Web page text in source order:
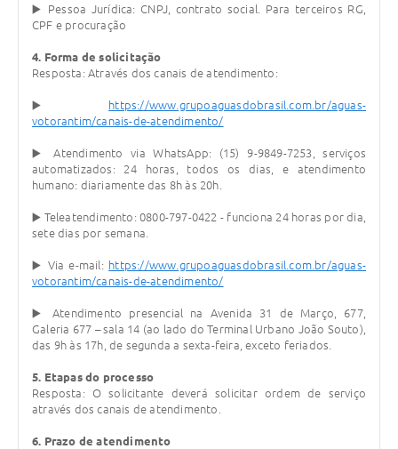
▶️ Pessoa Jurídica: CNPJ, contrato social. Para terceiros RG,
CPF e procuração
4. Forma de solicitação
Resposta: Através dos canais de atendimento:
▶️
https://www.grupoaguasdobrasil.com.br/aguas-
votorantim/canais-de-atendimento/
▶️ Atendimento via WhatsApp: (15) 9-9849-7253, serviços
automatizados: 24 horas, todos os dias, e atendimento
humano: diariamente das 8h às 20h.
▶️ Teleatendimento: 0800-797-0422 - funciona 24 horas por dia,
sete dias por semana.
▶️ Via e-mail: https://www.grupoaguasdobrasil.com.br/aguas-
votorantim/canais-de-atendimento/
▶️ Atendimento presencial na Avenida 31 de Março, 677,
Galeria 677 – sala 14 (ao lado do Terminal Urbano João Souto),
das 9h às 17h, de segunda a sexta-feira, exceto feriados.
5. Etapas do processo
Resposta: O solicitante deverá solicitar ordem de serviço
através dos canais de atendimento.
6. Prazo de atendimento